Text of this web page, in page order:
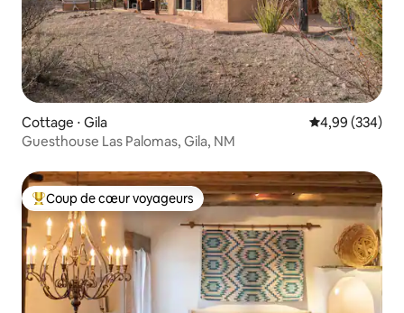
Cottage ⋅ Gila Évaluation
4,99 (334)
Guesthouse Las Palomas, Gila, NM
Coups de cœur voyageurs les plus appréciés
Coup de cœur voyageurs